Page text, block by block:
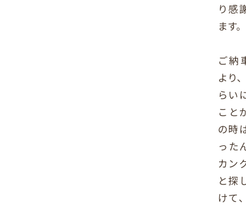
り感
ます。
ご納
より
らい
こと
の時
った
カン
と探
けて